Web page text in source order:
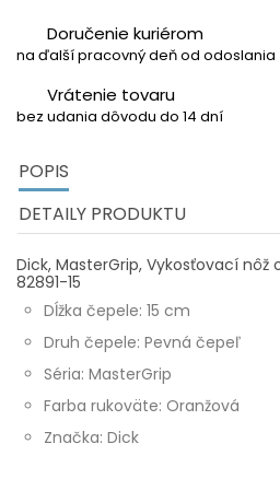
Doručenie kuriérom
na ďalší pracovný deň od odoslania
Vrátenie tovaru
bez udania dôvodu do 14 dní
POPIS
DETAILY PRODUKTU
Dick, MasterGrip, Vykosťovací nôž
82891-15
Dĺžka čepele: 15 cm
Druh čepele: Pevná čepeľ
Séria: MasterGrip
Farba rukoväte: Oranžová
Značka: Dick